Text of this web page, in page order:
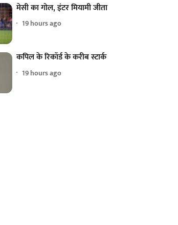
मेसी का गोल, इंटर मियामी जीता
19 hours ago
कपिल के रिकॉर्ड के करीब स्टार्क
19 hours ago